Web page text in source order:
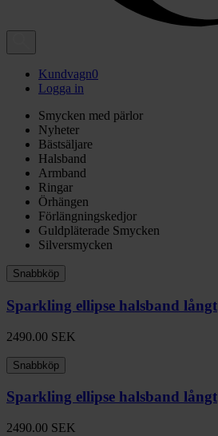
Kundvagn0
Logga in
Smycken med pärlor
Nyheter
Bästsäljare
Halsband
Armband
Ringar
Örhängen
Förlängningskedjor
Guldpläterade Smycken
Silversmycken
Snabbköp
Sparkling ellipse halsband långt
2490.00 SEK
Snabbköp
Sparkling ellipse halsband långt
2490.00 SEK